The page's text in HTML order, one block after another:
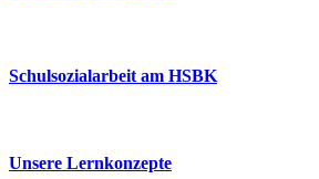
Schulsozialarbeit am HSBK
Unsere Lernkonzepte